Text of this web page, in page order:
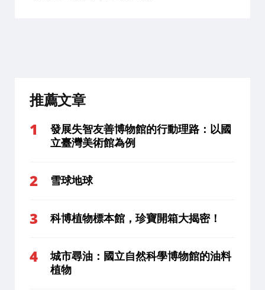
推薦文章
發展失智友善博物館的行動理路：以國
立臺灣美術館為例
雪球地球
科博植物標本館，珍寶開箱大揭密！
城市尋油：國立自然科學博物館的油料
植物